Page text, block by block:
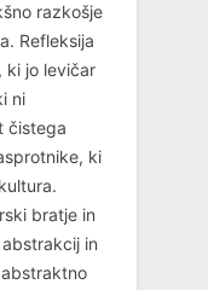
razkošje
Refleksija
ki jo levičar
ni
čistega
ki
bratje in
in